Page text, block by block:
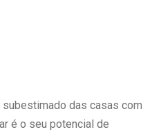
das casas com
é o seu potencial de